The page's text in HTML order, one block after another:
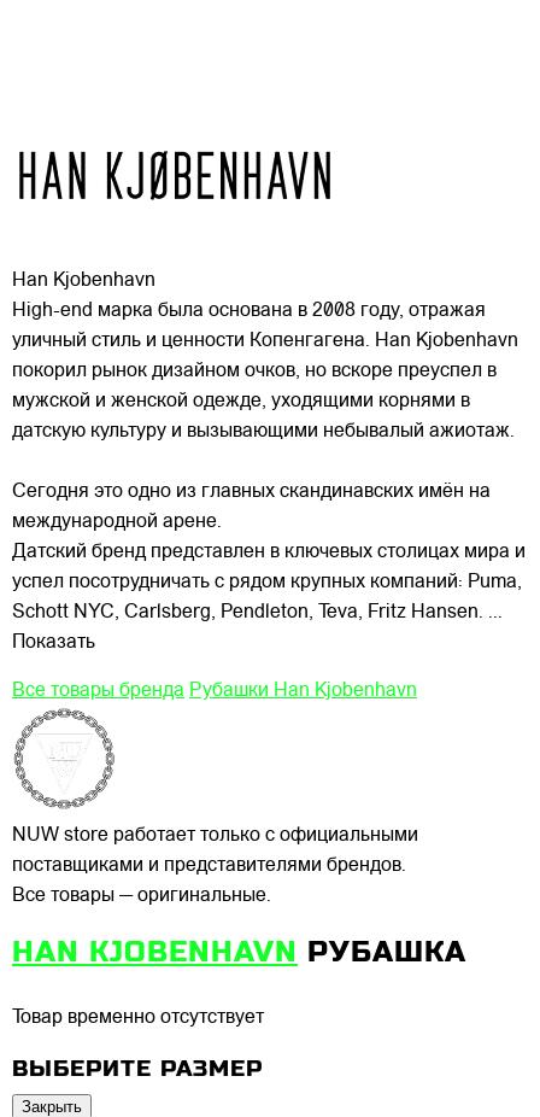
Han Kjobenhavn
High-end марка была основана в 2008 году, отражая
уличный стиль и ценности Копенгагена. Han Kjobenhavn
покорил рынок дизайном очков, но вскоре преуспел в
мужской и женской одежде, уходящими корнями в
датскую культуру и вызывающими небывалый ажиотаж.
Сегодня это одно из главных скандинавских имён на
международной арене.
Датский бренд представлен в ключевых столицах мира и
успел посотрудничать с рядом крупных компаний: Puma,
Schott NYC, Carlsberg, Pendleton, Teva, Fritz Hansen. ...
Показать
Все товары бренда Рубашки Han Kjobenhavn
NUW store работает только с официальными
поставщиками и представителями брендов.
Все товары — оригинальные.
HAN KJOBENHAVN РУБАШКА
Товар временно отсутствует
ВЫБЕРИТЕ РАЗМЕР
Закрыть